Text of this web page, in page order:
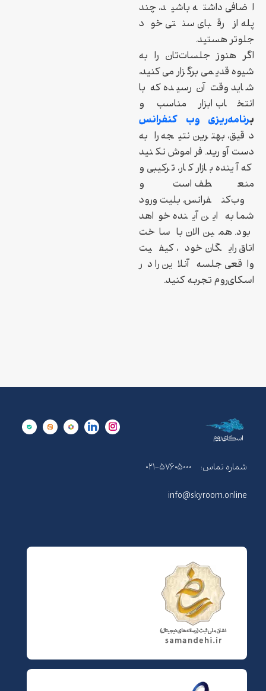
اضافی داشته باشید، چند
پله از رقبای سنتی خود
جلوتر هستید.
اگر هنوز جلسات‌تان را به
شیوه قدیمی برگزار می‌کنید،
شاید وقت آن رسیده که با
انتخاب ابزار مناسب و
برنامه‌ریزی وب کنفرانس
دقیق، بهترین نتیجه را به
دست آورید. فراموش نکنید
که آینده بازار کار، ترکیبی و
منعطف است و
وب‌کنفرانس، بلیت ورود
شما به این آینده خواهد
بود. همین الان با ساخت
اتاق رایگان خود، کیفیت
واقعی جلسه آنلاین را در
اسکای‌روم تجربه کنید.
شماره تماس: ۰۲۱-۵۷۶۰۵۰۰۰
info@skyroom.online